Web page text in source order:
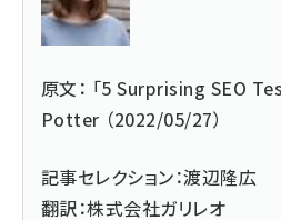
原文： 「5 Surprising SEO
Potter （2022/05/27）
記事セレクション：渡辺隆広
翻訳：株式会社ガリレオ